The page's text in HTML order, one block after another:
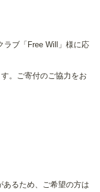
ラブ「 Free Will
」様に応
。ご寄付のご協力をお
るため、ご希望の方は